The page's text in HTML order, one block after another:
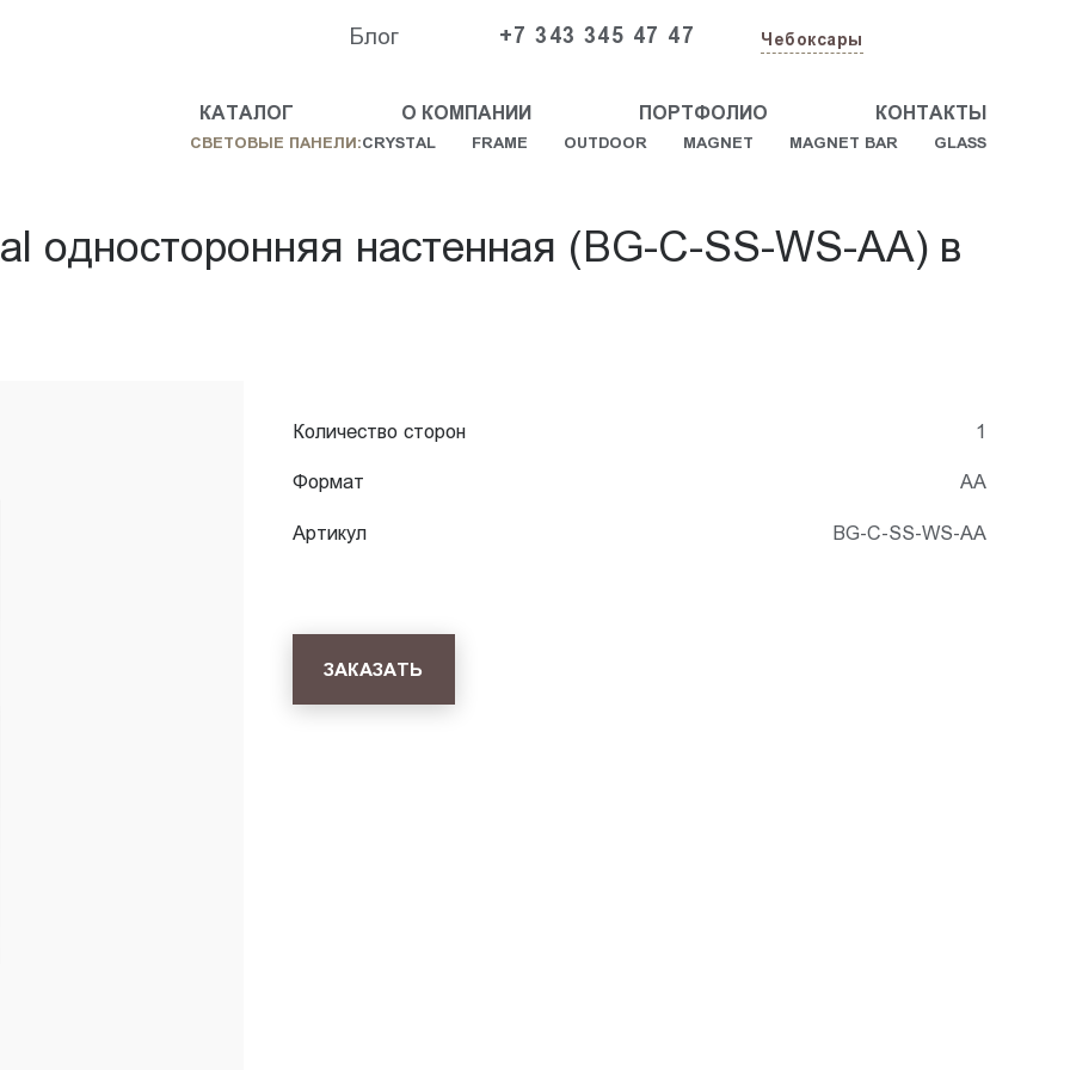
Блог +7 343 345 47 47 Чебоксары
КАТАЛОГ О КОМПАНИИ ПОРТФОЛИО КОНТАКТЫ
СВЕТОВЫЕ ПАНЕЛИ:CRYSTAL FRAME OUTDOOR MAGNET MAGNET BAR GLASS
односторонняя настенная (BG-C-SS-WS-AA) в
Количество сторон 1
Формат АА
Артикул BG-C-SS-WS-AA
ЗАКАЗАТЬ